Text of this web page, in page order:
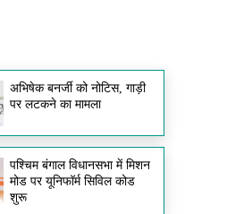
अभिषेक बनर्जी को नोटिस, गाड़ी
पर लटकने का मामला
पश्चिम बंगाल विधानसभा में मिशन
मोड पर यूनिफॉर्म सिविल कोड
शुरू